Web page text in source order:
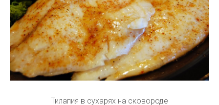
Тилапия в сухарях на сковороде